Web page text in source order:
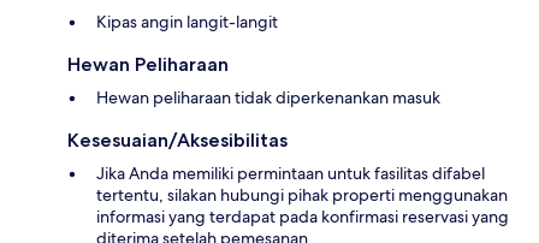
Kipas angin langit-langit
Hewan Peliharaan
Hewan peliharaan tidak diperkenankan masuk
Kesesuaian/Aksesibilitas
Jika Anda memiliki permintaan untuk fasilitas difabel
tertentu, silakan hubungi pihak properti menggunakan
informasi yang terdapat pada konfirmasi reservasi yang
diterima setelah pemesanan.